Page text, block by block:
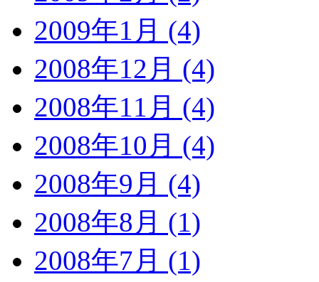
2009年1月 (4)
2008年12月 (4)
2008年11月 (4)
2008年10月 (4)
2008年9月 (4)
2008年8月 (1)
2008年7月 (1)